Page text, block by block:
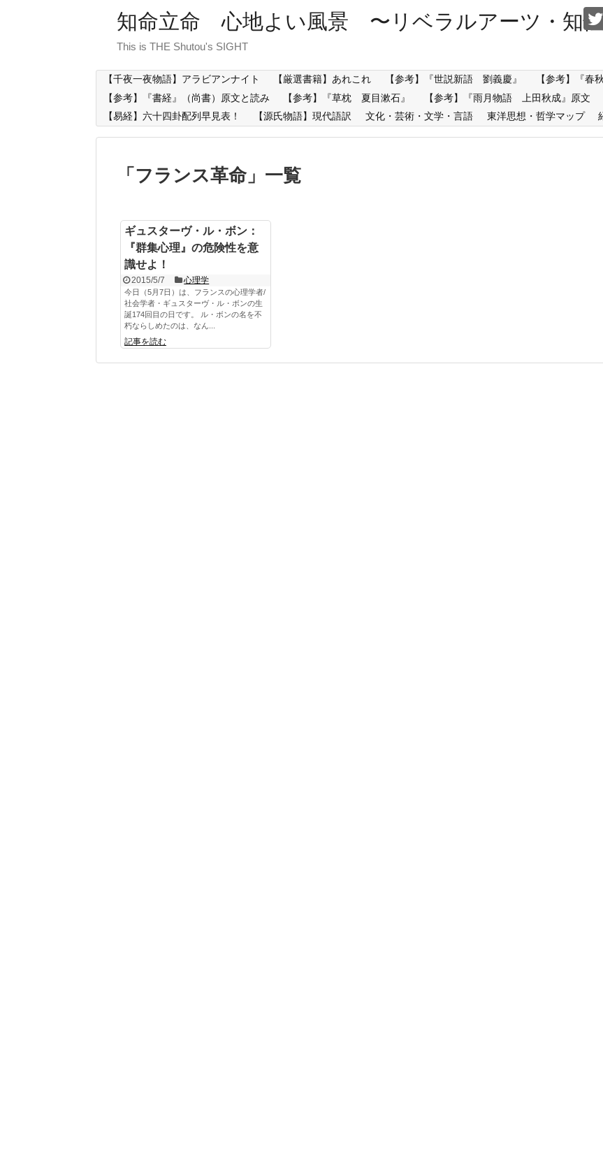
知命立命 心地よい風景 〜リベラルアーツ・知
This is THE Shutou's SIGHT
【千夜一夜物語】アラビアンナイト 【厳選書籍】あれこれ 【参考】『世説新語 劉義慶』
【参考】『春
【参考】『書経』（尚書）原文と読み
【参考】『草枕 夏目漱石』 【参考】『雨月物語 上田秋成』原文
【易経】六十四卦配列早見表！
【源氏物語】現代語訳 文化・芸術・文学・言語 東洋思想・哲学マップ
「 フランス革命」 一覧
ギュスターヴ・ル・ボン：
『群集心理』の危険性を意
識せよ！
2015/5/7 心理学
今日（5月7日）は、フランスの心理学者/
社会学者・ギュスターヴ・ル・ボンの生
誕174回目の日です。 ル・ボンの名を不
朽ならしめたのは、なん...
記事を読む